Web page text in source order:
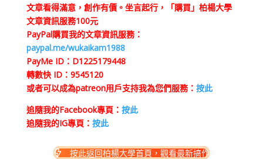
文章看得滿意，創作有價。坐言起行，「購買」柏楊大學
文章資訊服務100元
PayPal購買我的文章資訊服務：
paypal.me/wukaikam1988
PayMe ID：D1225179448
轉數快 ID：9545120
或者可以成為patreon用戶支持我為您們服務： 按此
追隨我的Facebook專頁： 按此
追隨我的IG專頁： 按此
按此返回柏楊大學首頁，觀看最新搞作